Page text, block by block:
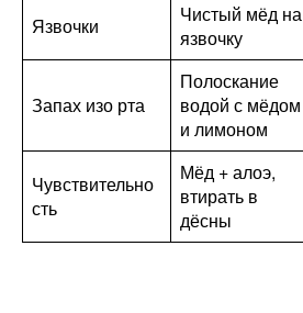
Язвочки
Чистый мёд на
язвочку
Запах изо рта
Полоскание
водой с мёдом
и лимоном
Чувствительно
сть
Мёд + алоэ,
втирать в
дёсны